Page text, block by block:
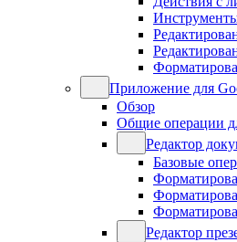
Приложение для
Обзор
Общие операции
Редактор
Базовые
Редактор